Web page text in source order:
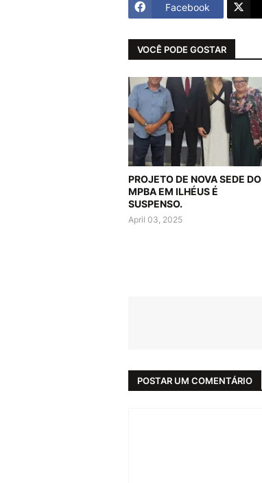
Facebook
VOCÊ PODE GOSTAR
PROJETO DE NOVA SEDE DO
MPBA EM ILHÉUS É
SUSPENSO.
April 03, 2025
POSTAR UM COMENTÁRIO